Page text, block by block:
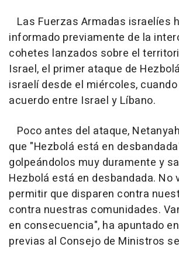
Las Fuerzas Armadas israelíes
informado previamente de la
cohetes lanzados sobre el
Israel, el primer ataque de
israelí desde el miércoles,
acuerdo entre Israel y Líbano.
Poco antes del ataque,
que "Hezbolá está en
golpeándolos muy duramente y
Hezbolá está en desbandada. No
permitir que disparen contra
contra nuestras comunidades.
en consecuencia", ha apuntado
previas al Consejo de Ministros